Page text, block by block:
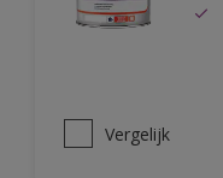
Vergelijk